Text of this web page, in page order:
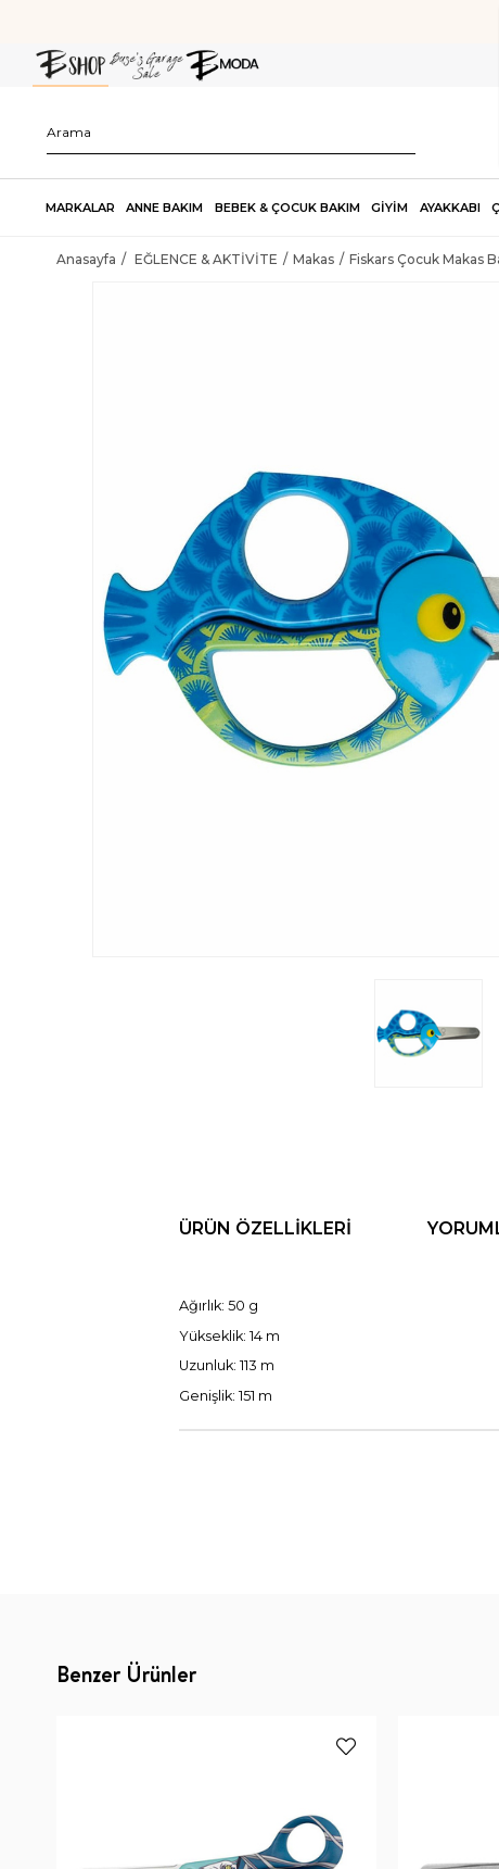
MARKALAR ANNE BAKIM BEBEK & ÇOCUK BAKIM GİYİM AYAKKABI
Anasayfa EĞLENCE & AKTİVİTE Makas Fiskars Çocuk Makas
ÜRÜN ÖZELLIKLERI
Ağırlık: 50 g
Yükseklik: 14 m
Uzunluk: 113 m
Genişlik: 151 m
Benzer Ürünler